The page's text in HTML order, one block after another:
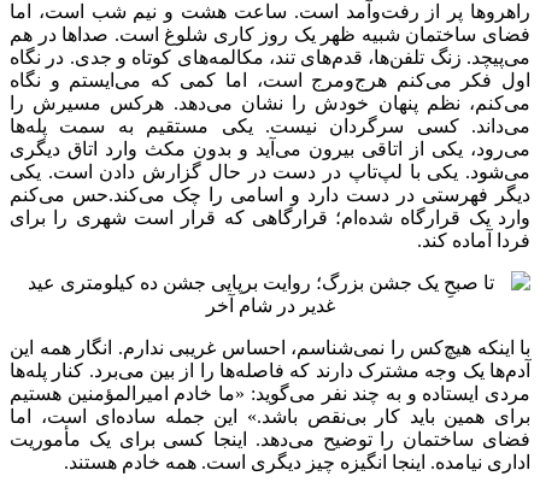
راهروها پر از رفت‌وآمد است. ساعت هشت و نیم شب است، اما
فضای ساختمان شبیه ظهر یک روز کاری شلوغ است. صداها در هم
می‌پیچد. زنگ تلفن‌ها، قدم‌های تند، مکالمه‌های کوتاه و جدی. در نگاه
اول فکر می‌کنم هرج‌ومرج است، اما کمی که می‌ایستم و نگاه
می‌کنم، نظم پنهان خودش را نشان می‌دهد. هرکس مسیرش را
می‌داند. کسی سرگردان نیست. یکی مستقیم به سمت پله‌ها
می‌رود، یکی از اتاقی بیرون می‌آید و بدون مکث وارد اتاق دیگری
می‌شود. یکی با لپ‌تاپ در دست در حال گزارش دادن است. یکی
دیگر فهرستی در دست دارد و اسامی را چک می‌کند.حس می‌کنم
وارد یک قرارگاه شده‌ام؛ قرارگاهی که قرار است شهری را برای
فردا آماده کند.
با اینکه هیچ‌کس را نمی‌شناسم، احساس غریبی ندارم. انگار همه این
آدم‌ها یک وجه مشترک دارند که فاصله‌ها را از بین می‌برد. کنار پله‌ها
مردی ایستاده و به چند نفر می‌گوید: «ما خادم امیرالمؤمنین هستیم
برای همین باید کار بی‌نقص باشد.» این جمله ساده‌ای است، اما
فضای ساختمان را توضیح می‌دهد. اینجا کسی برای یک مأموریت
اداری نیامده. اینجا انگیزه چیز دیگری است. همه خادم هستند.